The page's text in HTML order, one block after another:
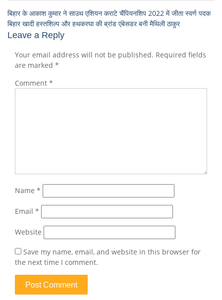
बिहार के आकाश कुमार ने साउथ एशियन कराटे चैंपियनशिप 2022 में जीता स्वर्ण पदक
बिहार खादी हस्तशिल्प और हथकरघा की ब्रांड एंबेसडर बनी मैथिली ठाकुर
Leave a Reply
Your email address will not be published. Required fields
are marked *
Comment *
Name *
Email *
Website
Save my name, email, and website in this browser for
the next time I comment.